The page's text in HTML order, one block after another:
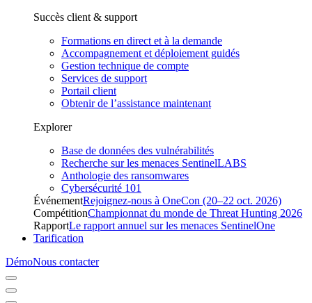
Succès client & support
Formations en direct et à la demande
Accompagnement et déploiement guidés
Gestion technique de compte
Services de support
Portail client
Obtenir de l’assistance maintenant
Explorer
Base de données des vulnérabilités
Recherche sur les menaces SentinelLABS
Anthologie des ransomwares
Cybersécurité 101
ÉvénementRejoignez-nous à OneCon (20–22 oct. 2026)
CompétitionChampionnat du monde de Threat Hunting 2026
RapportLe rapport annuel sur les menaces SentinelOne
Tarification
DémoNous contacter